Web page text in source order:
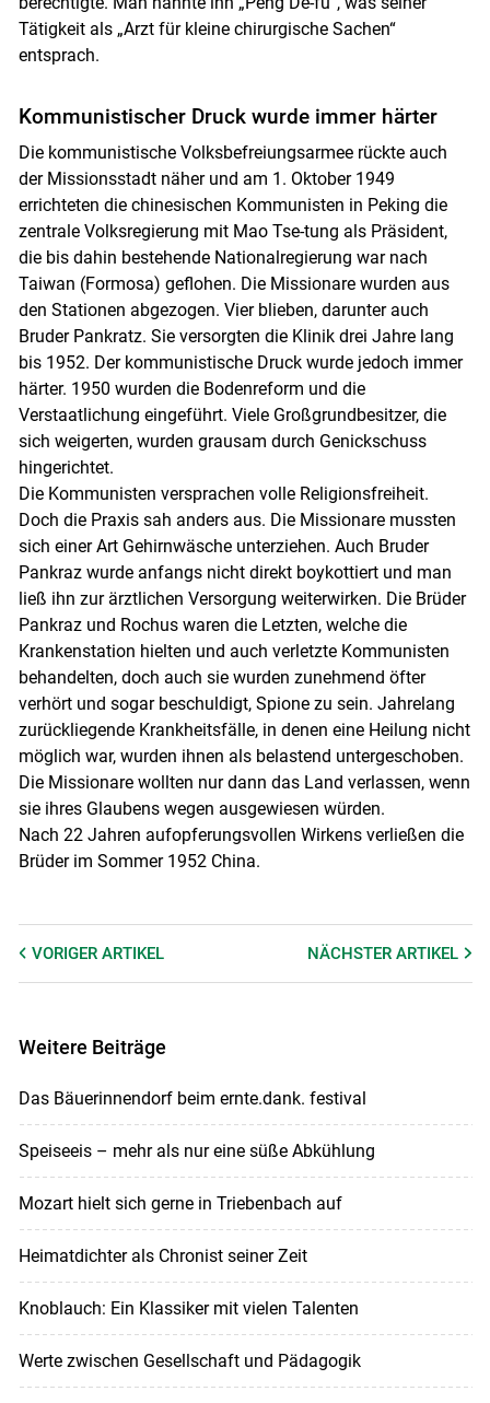
Tätigkeit als „Arzt für kleine chi­rurgische Sachen“
entsprach.
Kommunistischer Druck wurde immer härter
Die kommunistische Volksbefreiungsarmee rückte auch
der Missionsstadt näher und am 1. Oktober 1949
errichteten die chinesischen Kommunisten in Peking die
zentrale Volksregierung mit Mao Tse-tung als Präsident,
die bis dahin bestehende Nationalregierung war nach
Taiwan (Formosa) geflohen. Die Missionare wurden aus
den Stationen abgezogen. Vier blieben, darunter auch
Bruder Pankratz. Sie versorgten die Klinik drei Jahre lang
bis 1952. Der kommunistische Druck wurde jedoch immer
härter. 1950 wurden die Bodenreform und die
Verstaatlichung eingeführt. Viele Großgrundbesitzer, die
sich weigerten, wurden grausam durch Genickschuss
hingerichtet.
Die Kommunisten versprachen volle Religionsfreiheit.
Doch die Praxis sah anders aus. Die Missionare mussten
sich einer Art Gehirnwäsche unterziehen. Auch Bruder
Pankraz wurde anfangs nicht direkt boykottiert und man
ließ ihn zur ärztlichen Versorgung weiterwirken. Die Brüder
Pankraz und Rochus waren die Letzten, welche die
Krankenstation hielten und auch verletzte Kommunisten
behandelten, doch auch sie wurden zunehmend öfter
verhört und sogar beschuldigt, Spione zu sein. Jahrelang
zurückliegende Krankheitsfälle, in denen eine Heilung nicht
möglich war, wurden ihnen als belastend untergeschoben.
Die Missionare wollten nur dann das Land verlassen, wenn
sie ihres Glaubens wegen ausgewiesen würden.
Nach 22 Jahren aufopferungsvollen Wirkens verließen die
Brüder im Sommer 1952 China.
VORIGER ARTIKEL NÄCHSTERARTIKEL
Weitere Beiträge
Das Bäuerinnendorf beim ernte.dank. festival
Speiseeis – mehr als nur eine süße Abkühlung
Mozart hielt sich gerne in Triebenbach auf
Heimatdichter als Chronist seiner Zeit
Knoblauch: Ein Klassiker mit vielen Talenten
Werte zwischen Gesellschaft und Pädagogik